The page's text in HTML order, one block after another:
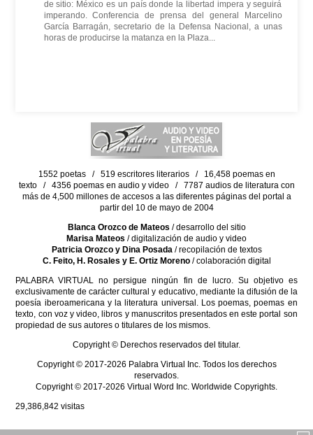
de sitio: México es un país donde la libertad impera y seguirá
imperando. Conferencia de prensa del general Marcelino
García Barragán, secretario de la Defensa Nacional, a unas
horas de producirse la matanza en la Plaza...
1552 poetas / 519 escritores literarios / 16,458 poemas en
texto / 4356 poemas en audio y video / 7787 audios de literatura con
más de 4,500 millones de accesos a las diferentes páginas del portal a
partir del 10 de mayo de 2004
Blanca Orozco de Mateos / desarrollo del sitio
Marisa Mateos / digitalización de audio y video
Patricia Orozco y Dina Posada/ recopilación de textos
C. Feito, H. Rosales y E. Ortiz Moreno/ colaboración digital
PALABRA VIRTUAL no persigue ningún fin de lucro. Su objetivo es
exclusivamente de carácter cultural y educativo, mediante la difusión de la
poesía iberoamericana y la literatura universal. Los poemas, poemas en
texto, con voz y video, libros y manuscritos presentados en este portal son
propiedad de sus autores o titulares de los mismos.
Copyright © Derechos reservados del titular.
Copyright © 2017-2026 Palabra Virtual Inc. Todos los derechos
reservados.
Copyright © 2017-2026 Virtual Word Inc. Worldwide Copyrights.
29,386,842 visitas